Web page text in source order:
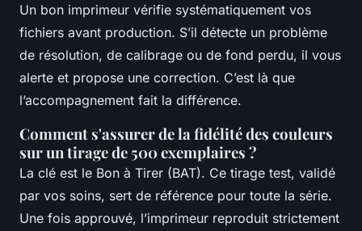
Un bon imprimeur vérifie systématiquement vos
fichiers avant production. S’il détecte un problème
de résolution, de calibrage ou de fond perdu, il vous
alerte et propose une correction. C’est là que
l’accompagnement fait la différence.
Comment s'assurer de la fidélité des couleurs
sur un tirage de 500 exemplaires ?
La clé est le Bon à Tirer (BAT). Ce tirage test, validé
par vos soins, sert de référence pour toute la série.
Une fois approuvé, l’imprimeur reproduit strictement